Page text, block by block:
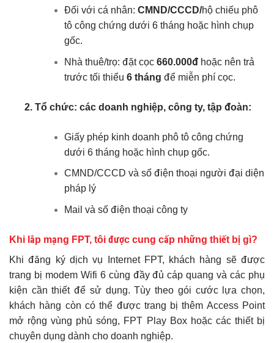
Đối với cá nhân: CMND/CCCD/hộ chiếu phô
tô công chứng dưới 6 tháng hoặc hình chụp
gốc.
Nhà thuê/trọ: đặt cọc 660.000đhoặc nên trả
trước tối thiểu 6 tháng để miễn phí cọc.
2. Tổ chức: các doanh nghiệp, công ty, tập đoàn:
Giấy phép kinh doanh phô tô công chứng
dưới 6 tháng hoặc hình chụp gốc.
CMND/CCCD và số điện thoại người đại diện
pháp lý
Mail và số điện thoại công ty
Khi lắp mạng FPT, tôi được cung cấp những thiết bị gì?
Khi đăng ký dịch vụ Internet FPT, khách hàng sẽ được
trang bị modem Wifi 6 cùng đầy đủ cáp quang và các phụ
kiện cần thiết để sử dụng. Tùy theo gói cước lựa chọn,
khách hàng còn có thể được trang bị thêm Access Point
mở rộng vùng phủ sóng, FPT Play Box hoặc các thiết bị
chuyên dụng dành cho doanh nghiệp.